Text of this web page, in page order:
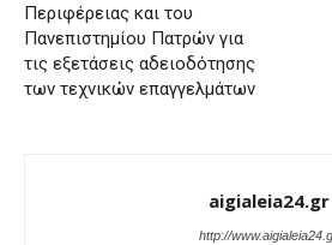
Περιφέρειας και του
Πανεπιστημίου Πατρών για
τις εξετάσεις αδειοδότησης
των τεχνικών επαγγελμάτων
aigialeia24.gr
http://